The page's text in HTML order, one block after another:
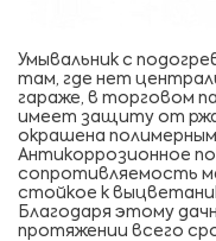
Умывальник с
там, где нет
гараже, в торговом
имеет защиту от
окрашена
Антикоррозионное
сопротивляемость
стойкое к
Благодаря этому
протяжении всего